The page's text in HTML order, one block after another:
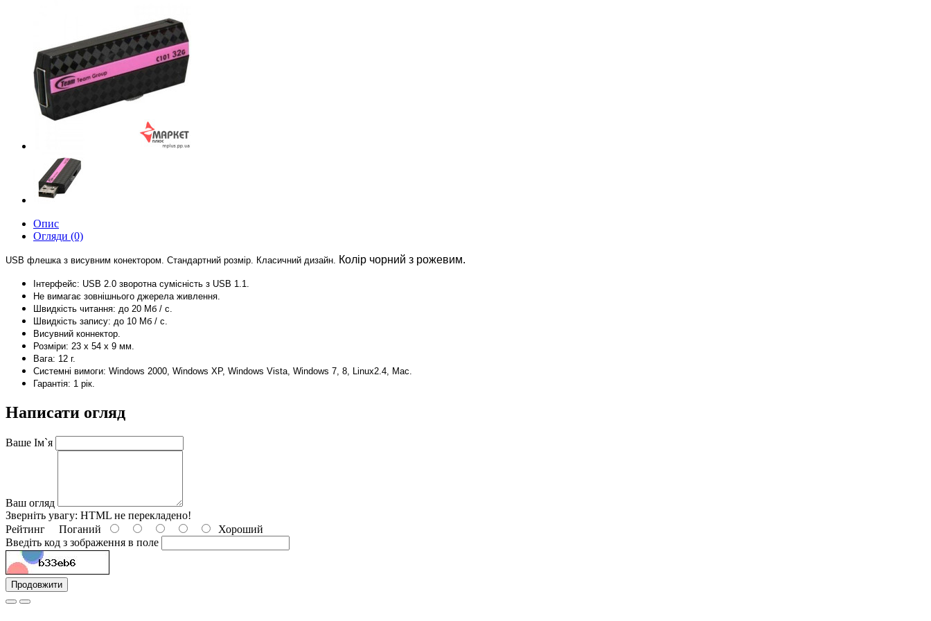
Опис
Огляди (0)
USB флешка з висувним конектором. Стандартний розмір. Класичний дизайн. Колір чорний з рожевим.
нтерфейс: USB 2.0 зворотна сумісність з USB 1.1.
Не вимагає зовнішнього джерела живлення.
Швидкість читання: до 20 Мб / с.
Швидкість запису: до 10 Мб / с.
Висувний коннектор.
Розміри: 23 х 54 х 9 мм.
Вага: 12 г.
Системні вимоги: Windows 2000, Windows XP, Windows Vista, Windows 7, 8, Linux2.4, Mac.
Гарантія: 1 рік.
Написати огляд
Ваше Ім`я
Ваш огляд
Зверніть увагу: HTML не перекладено!
Рейтинг Поганий
Хороший
Введіть код з зображення в поле
Продовжити